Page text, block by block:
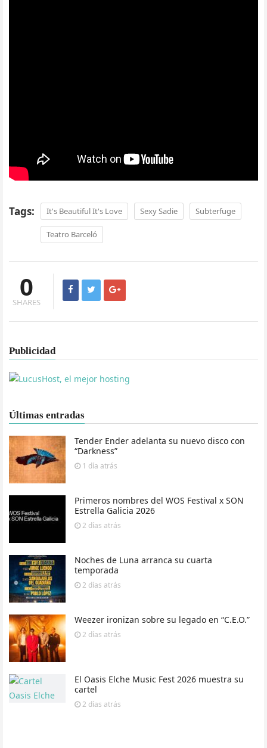
Tags: It's Beautiful It's Love Sexy Sadie Subterfuge
Teatro Barceló
0
SHARES
Publicidad
Últimas entradas
Tender Ender adelanta su nuevo disco con
“Darkness”
1 día atrás
Primeros nombres del WOS Festival x SON
Estrella Galicia 2026
2 días atrás
Noches de Luna arranca su cuarta
temporada
2 días atrás
Weezer ironizan sobre su legado en “C.E.O.”
2 días atrás
El Oasis Elche Music Fest 2026 muestra su
cartel
2 días atrás